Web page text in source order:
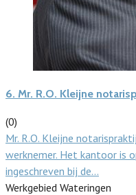
6. Mr. R.O. Kleijne
(0)
Mr. R.O. Kleijne
werknemer. Het kantoor is
ingeschreven bij de…
Werkgebied Wateringen